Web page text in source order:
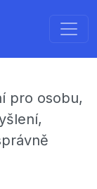
pro osobu,